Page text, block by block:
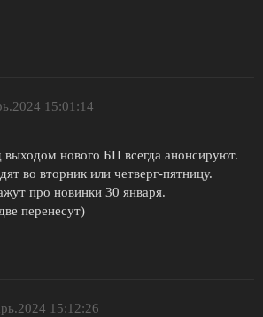
15:01:14
нового БП всегда анонсируют.
во вторник или четверг-пятницу.
про новинки 30 января.
перенесут)
15:12:26